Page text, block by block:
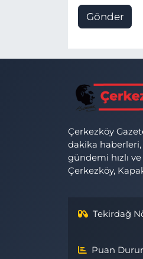
Gönder
Çerkezköy
dakika
gündemi hızlı
Çerkezköy,
Tekirdağ
Puan